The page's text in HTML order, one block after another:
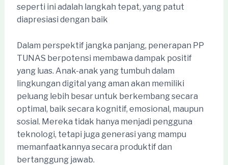
seperti ini adalah langkah tepat, yang patut
diapresiasi dengan baik
Dalam perspektif jangka panjang, penerapan PP
TUNAS berpotensi membawa dampak positif
yang luas. Anak-anak yang tumbuh dalam
lingkungan digital yang aman akan memiliki
peluang lebih besar untuk berkembang secara
optimal, baik secara kognitif, emosional, maupun
sosial. Mereka tidak hanya menjadi pengguna
teknologi, tetapi juga generasi yang mampu
memanfaatkannya secara produktif dan
bertanggung jawab.